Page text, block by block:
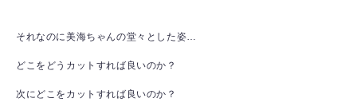
それなのに美海ちゃんの堂々とした姿…
どこをどうカットすれば良いのか？
次にどこをカットすれば良いのか？